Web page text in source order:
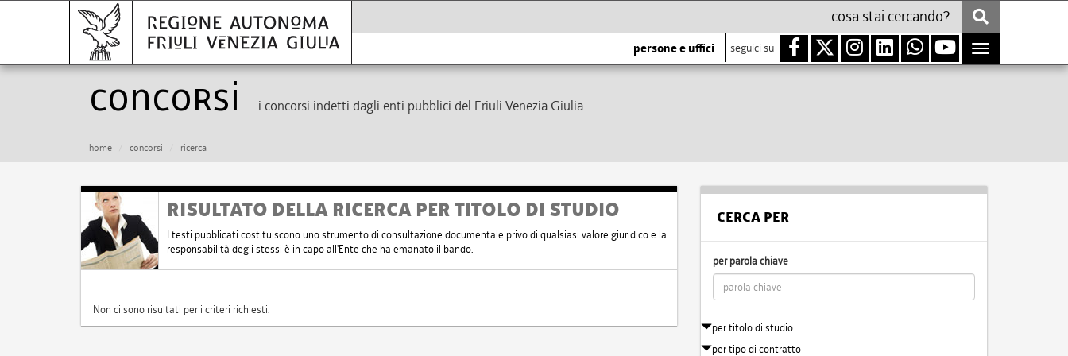
persone e uffici seguici su
Toggle
navigation
Concorsi i concorsi indetti dagli enti pubblici del Friuli Venezia Giulia
home concorsi ricerca
RISULTATO DELLA RICERCA PER TITOLO DI STUDIO
I testi pubblicati costituiscono uno strumento di consultazione documentale privo di qualsiasi valore giuridico e la
responsabilità degli stessi è in capo all'Ente che ha emanato il bando.
Non ci sono risultati per i criteri richiesti.
CERCA PER
per parola chiave
per titolo di studio
per tipo di contratto